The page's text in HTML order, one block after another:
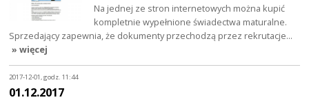
Na jednej ze stron internetowych można kupić
kompletnie wypełnione świadectwa maturalne.
Sprzedający zapewnia, że dokumenty przechodzą przez rekrutacje…
» więcej
2017-12-01, godz. 11:44
01.12.2017